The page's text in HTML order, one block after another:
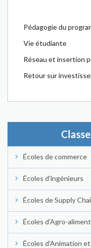
Pédagogie du
Vie étudiante
Réseau et insertion
Retour sur
Écoles de commerce
Écoles d'ingénieurs
Écoles de Supply
Écoles d'Agro-
Écoles d'Animation